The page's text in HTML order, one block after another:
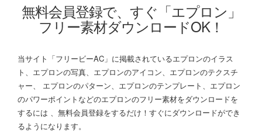
無料会員登録で、すぐ「エプロン」
フリー素材ダウンロードOK！
当サイト「フリービーAC」に掲載されているエプロンのイラス
ト、エプロンの写真、エプロンのアイコン、エプロンのテクスチ
ャー、 エプロンのパターン、エプロンのテンプレート、エプロン
のパワーポイントなどのエプロンのフリー素材をダウンロードを
するには 、無料会員登録をするだけ！すぐにダウンロードができ
るようになります。